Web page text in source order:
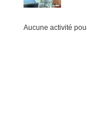
Aucune activité